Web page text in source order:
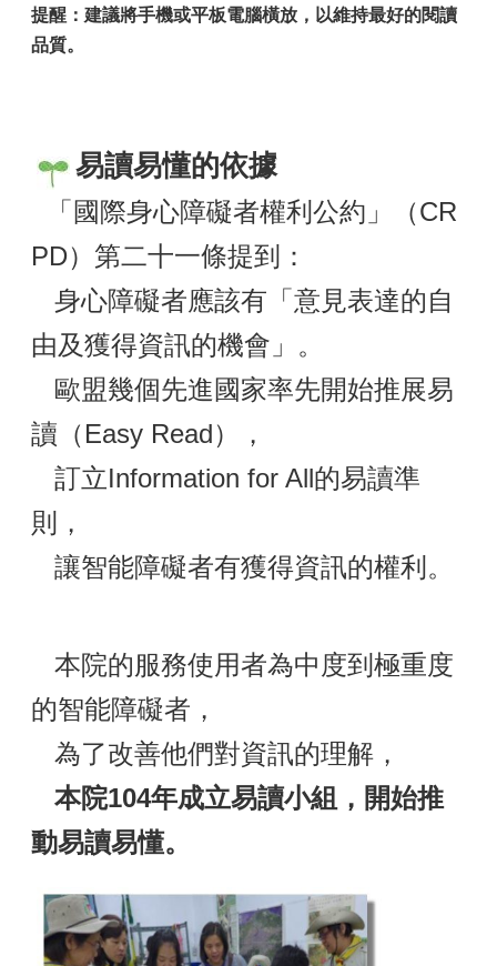
提醒：建議將手機或平板電腦橫放，以維持最好的閱讀
品質。
易讀易懂的依據
「國際身心障礙者權利公約」（CR
PD）第二十一條提到：
身心障礙者應該有「意見表達的自
由及獲得資訊的機會」。
歐盟幾個先進國家率先開始推展易
讀（Easy Read），
訂立Information for All的易讀準
則，
讓智能障礙者有獲得資訊的權利。
本院的服務使用者為中度到極重度
的智能障礙者，
為了改善他們對資訊的理解，
本院104年成立易讀小組，開始推
動易讀易懂。